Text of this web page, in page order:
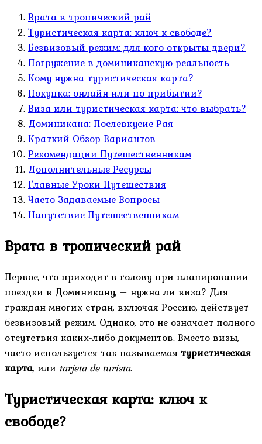
Врата в тропический рай
Туристическая карта: ключ к свободе?
Безвизовый режим: для кого открыты двери?
Погружение в доминиканскую реальность
Кому нужна туристическая карта?
Покупка: онлайн или по прибытии?
Виза или туристическая карта: что выбрать?
Доминикана: Послевкусие Рая
Краткий Обзор Вариантов
Рекомендации Путешественникам
Дополнительные Ресурсы
Главные Уроки Путешествия
Часто Задаваемые Вопросы
Напутствие Путешественникам
Врата в тропический рай
Первое, что приходит в голову при планировании
поездки в Доминикану, – нужна ли виза? Для
граждан многих стран, включая Россию, действует
безвизовый режим. Однако, это не означает полного
отсутствия каких-либо документов. Вместо визы,
часто используется так называемая туристическая
карта, или tarjeta de turista.
Туристическая карта: ключ к
свободе?